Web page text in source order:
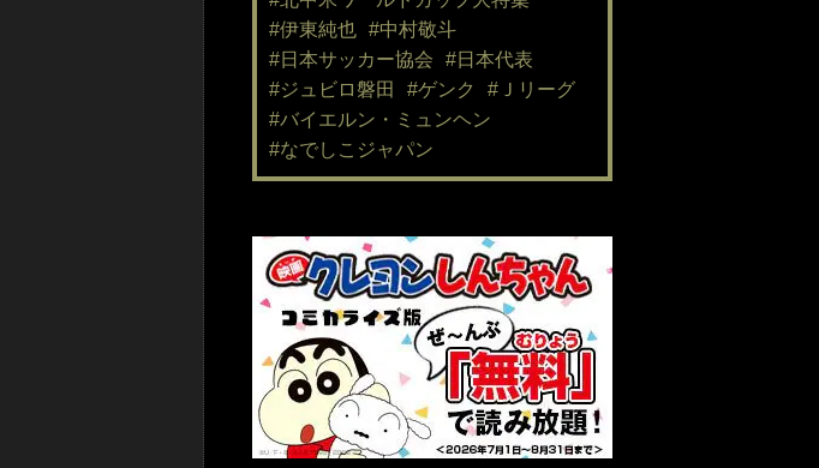
#伊東純也 #中村敬斗
#日本サッカー協会
#日本代表
#ジュビロ磐田
#ゲンク
#Ｊリーグ
#バイエルン・ミュンヘン
#なでしこジャパン